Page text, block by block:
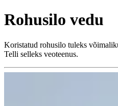
Rohusilo vedu
Koristatud rohusilo tuleks
Telli selleks veoteenus.